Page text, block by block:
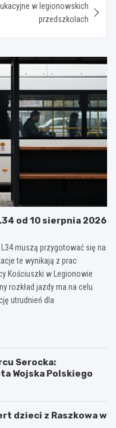
w legionowskich
przedszkolach
od 10 sierpnia 2026
muszą przygotować się na
te wynikają z prac
Kościuszki w Legionowie
rozkład jazdy ma na celu
utrudnień dla
Serocka:
Wojska Polskiego
dzieci z Raszkowa w